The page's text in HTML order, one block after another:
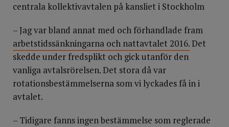
centrala kollektivavtalen på kansliet i Stockholm
– Jag var bland annat med och förhandlade fram
arbetstidssänkningarna och nattavtalet 2016.Det
skedde under fredsplikt och gick utanför den
vanliga avtalsrörelsen. Det stora då var
rotationsbestämmelserna som vi lyckades få in i
avtalet.
– Tidigare fanns ingen bestämmelse som reglerade